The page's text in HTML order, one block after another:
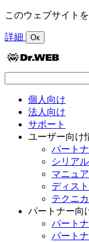
このウェブサイト
詳細 Ок
個人向け
法人向け
サポート
ユーザー向け
パート
シリア
マニュ
ディス
テクニ
パートナー向
パート
パート